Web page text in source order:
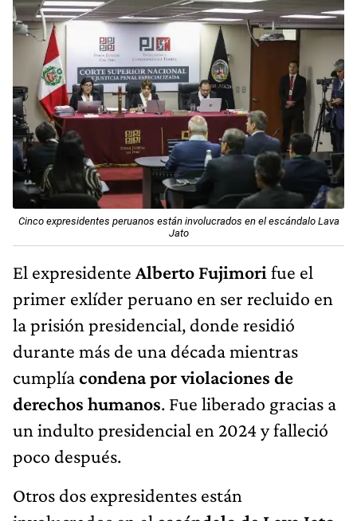
Cinco expresidentes peruanos están involucrados en el escándalo Lava
Jato​
El expresidente Alberto Fujimori fue el
primer exlíder peruano en ser recluido en
la prisión presidencial, donde residió
durante más de una década mientras
cumplíacondena por violaciones de
derechos humanos. Fue liberado gracias a
un indulto presidencial en 2024 y falleció
poco después.
Otros dos expresidentes están